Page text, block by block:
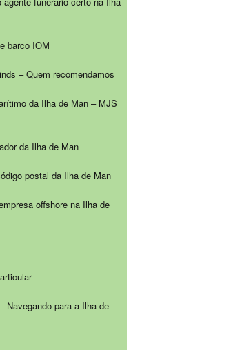
barco IOM
– Quem recomendamos
da Ilha de Man – MJS
da Ilha de Man
postal da Ilha de Man
offshore na Ilha de
Navegando para a Ilha de